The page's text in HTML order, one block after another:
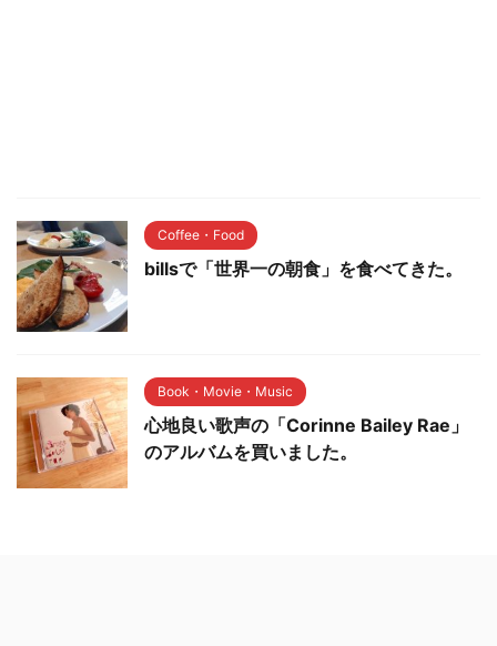
Coffee・Food
billsで「世界一の朝食」を食べてきた。
Book・Movie・Music
心地良い歌声の「Corinne Bailey Rae」
のアルバムを買いました。